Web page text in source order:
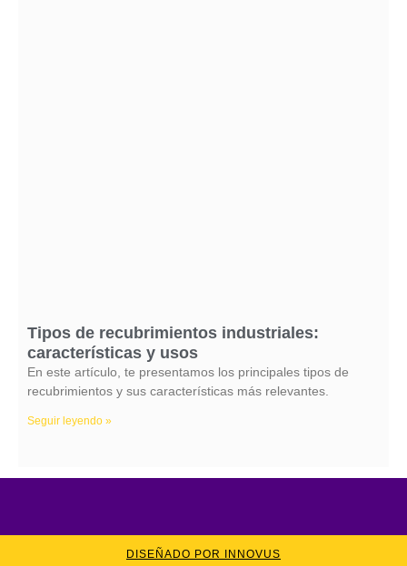
Tipos de recubrimientos industriales:
características y usos
En este artículo, te presentamos los principales tipos de
recubrimientos y sus características más relevantes.
Seguir leyendo »
DISEÑADO POR INNOVUS